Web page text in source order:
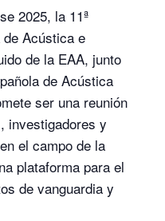
2025, la 11ª
Acústica e
de la EAA, junto
de Acústica
ser una reunión
investigadores y
el campo de la
plataforma para el
de vanguardia y